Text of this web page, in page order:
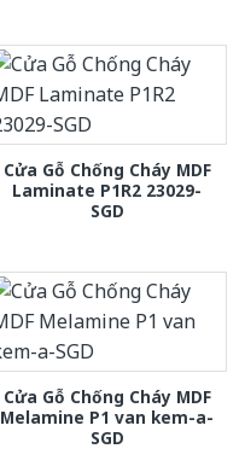
Cửa Gỗ Chống Cháy MDF
Laminate P1R2 23029-
SGD
Cửa Gỗ Chống Cháy MDF
Melamine P1 van kem-a-
SGD